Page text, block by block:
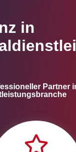
in
Partner